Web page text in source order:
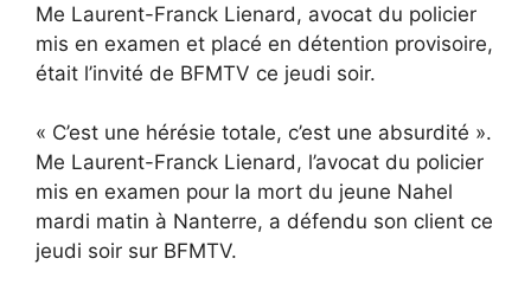
Me Laurent-Franck Lienard, avocat du policier
mis en examen et placé en détention provisoire,
était l’invité de BFMTV ce jeudi soir.
« C’est une hérésie totale, c’est une absurdité ».
Me Laurent-Franck Lienard, l’avocat du policier
mis en examen pour la mort du jeune Nahel
mardi matin à Nanterre, a défendu son client ce
jeudi soir sur BFMTV.